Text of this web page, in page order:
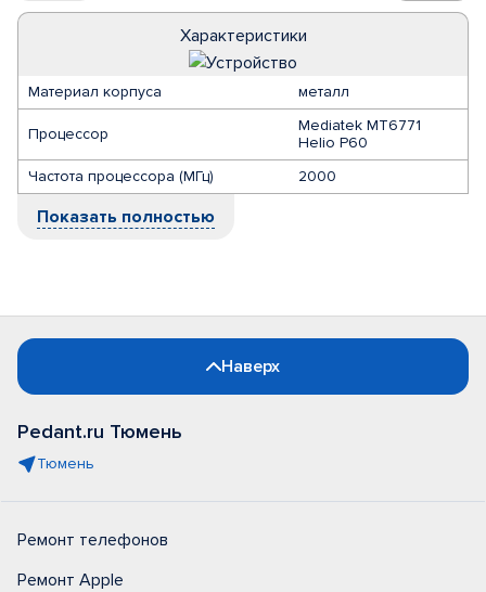
Характеристики
Материал корпуса металл
Процессор
Mediatek MT6771
Helio P60
Частота процессора (МГц)
2000
Показать полностью
Наверх
Pedant.ru Тюмень
Тюмень
Ремонт телефонов
Ремонт Apple